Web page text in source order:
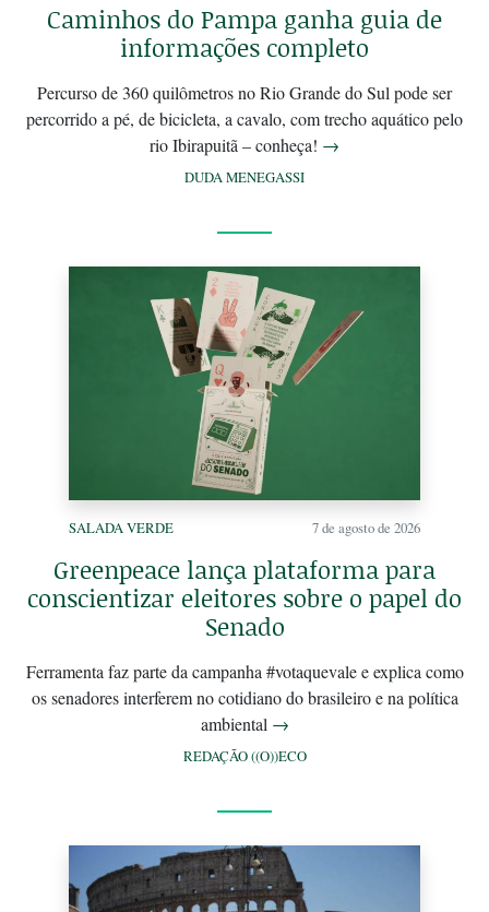
Caminhos do Pampa ganha guia de
informações completo
Percurso de 360 quilômetros no Rio Grande do Sul pode ser
percorrido a pé, de bicicleta, a cavalo, com trecho aquático pelo
rio Ibirapuitã – conheça! →
DUDA MENEGASSI
SALADA VERDE 7 de agosto de 2026
Greenpeace lança plataforma para
conscientizar eleitores sobre o papel do
Senado
Ferramenta faz parte da campanha #votaquevale e explica como
os senadores interferem no cotidiano do brasileiro e na política
ambiental →
REDAÇÃO ((O))ECO